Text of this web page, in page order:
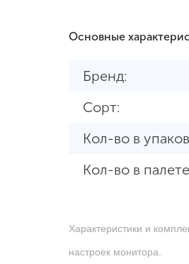
Основные
Бренд:
Сорт:
Кол-во в
Кол-во в
Характеристики и
настроек монитора.